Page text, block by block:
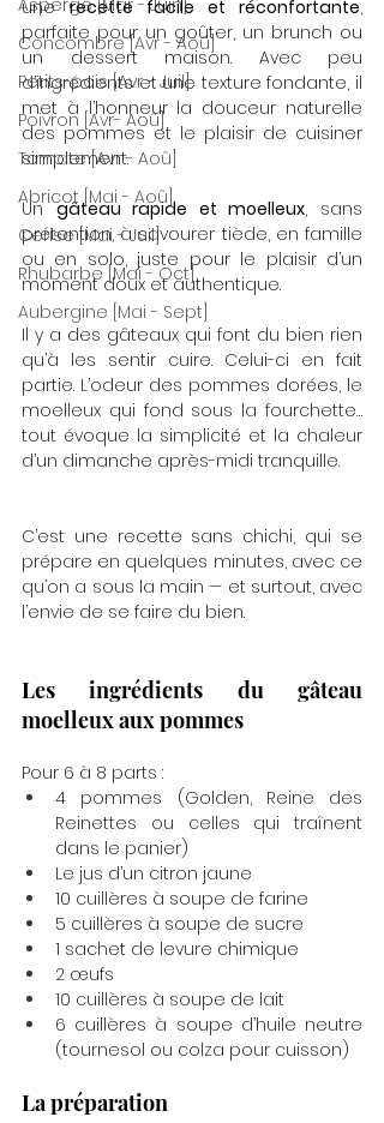
Asperge [Mar - Juin]
Concombre [Avr - Aoû]
Petits-pois [Avr - Juil]
Poivron [Avr- Aoû]
Tomate [Avr - Aoû]
Abricot [Mai - Aoû]
Cerise [Mai - Juil]
Rhubarbe [Mai - Oct]
Aubergine [Mai - Sept]
une recette facile et réconfortante,
parfaite pour un goûter, un brunch ou
un dessert maison. Avec peu
d’ingrédients et une texture fondante, il
met à l’honneur la douceur naturelle
des pommes et le plaisir de cuisiner
simplement.
Un gâteau rapide et moelleux, sans
prétention, à savourer tiède, en famille
ou en solo, juste pour le plaisir d’un
moment doux et authentique.
Il y a des gâteaux qui font du bien rien
qu’à les sentir cuire. Celui-ci en fait
partie. L’odeur des pommes dorées, le
moelleux qui fond sous la fourchette…
tout évoque la simplicité et la chaleur
d’un dimanche après-midi tranquille.
C’est une recette sans chichi, qui se
prépare en quelques minutes, avec ce
qu’on a sous la main — et surtout, avec
l’envie de se faire du bien.
Les ingrédients du gâteau
moelleux aux pommes
Pour 6 à 8 parts :
4 pommes (Golden, Reine des
Reinettes ou celles qui traînent
dans le panier)
Le jus d’un citron jaune
10 cuillères à soupe de farine
5 cuillères à soupe de sucre
1 sachet de levure chimique
2 œufs
10 cuillères à soupe de lait
6 cuillères à soupe d’huile neutre
(tournesol ou colza pour cuisson)
La préparation